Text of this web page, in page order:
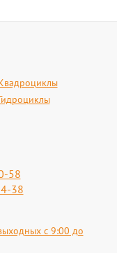
58
38
с 9:00 до